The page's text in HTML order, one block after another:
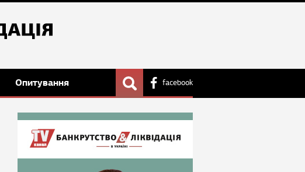
Опитування facebook